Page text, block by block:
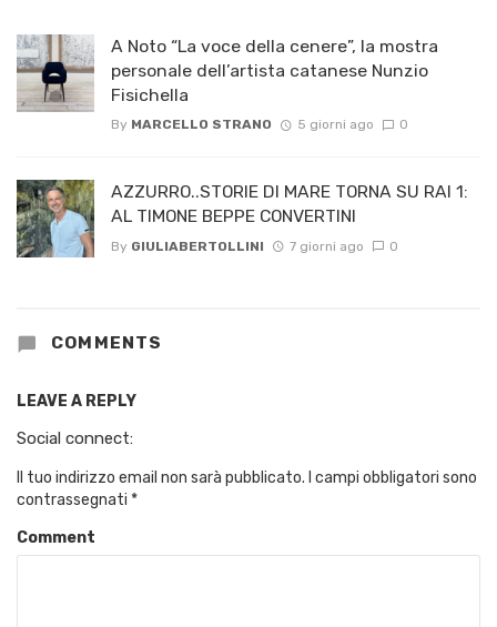
A Noto “La voce della cenere”, la mostra
personale dell’artista catanese Nunzio
Fisichella
By MARCELLO STRANO 5 giorni ago 0
AZZURRO..STORIE DI MARE TORNA SU RAI 1:
AL TIMONE BEPPE CONVERTINI
By GIULIABERTOLLINI 7 giorni ago 0
COMMENTS
LEAVE A REPLY
Social connect:
Il tuo indirizzo email non sarà pubblicato. I campi obbligatori sono
contrassegnati *
Comment